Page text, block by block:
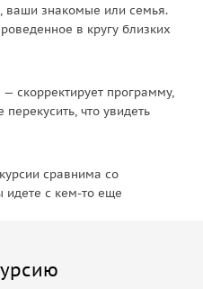
с резными ставнями
и мастерских
и поэтах прошлого
желаний
злых духов, осмотр
про древние
трёх желаний.
ваши знакомые или семья.
в кругу близких
скорректирует программу,
что увидеть
сравнима со
идете с кем-то еще